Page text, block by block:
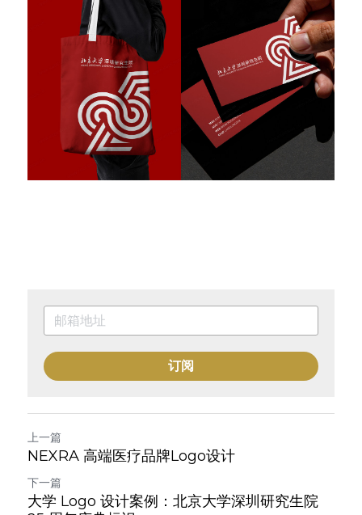
订阅
上一篇
NEXRA 高端医疗品牌Logo设计
下一篇
大学 Logo 设计案例：北京大学深圳研究生院